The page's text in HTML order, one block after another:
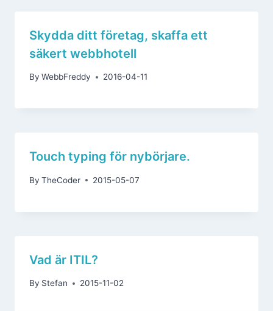
Skydda ditt företag, skaffa ett
säkert webbhotell
By WebbFreddy 2016-04-11
Touch typing för nybörjare.
By TheCoder 2015-05-07
Vad är ITIL?
By Stefan 2015-11-02